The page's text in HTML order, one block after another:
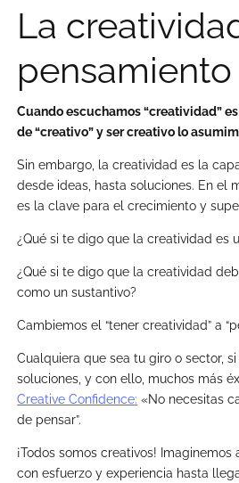
La
pensamiento
Cuando escuchamos “creatividad”
de “creativo” y ser creativo lo
Sin embargo, la creatividad es la
desde ideas, hasta soluciones. En el
es la clave para el crecimiento y
¿Qué si te digo que la creatividad es
¿Qué si te digo que la creatividad
como un sustantivo?
Cambiemos el “tener creatividad” a
Cualquiera que sea tu giro o sector,
soluciones, y con ello, muchos más
Creative Confidence: «No necesitas
de pensar”.
¡Todos somos creativos!
con esfuerzo y experiencia hasta